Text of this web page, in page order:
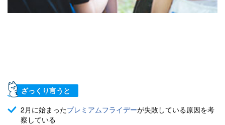
ざっくり言うと
2月に始まったプレミアムフライデーが失敗している原因を考
察している